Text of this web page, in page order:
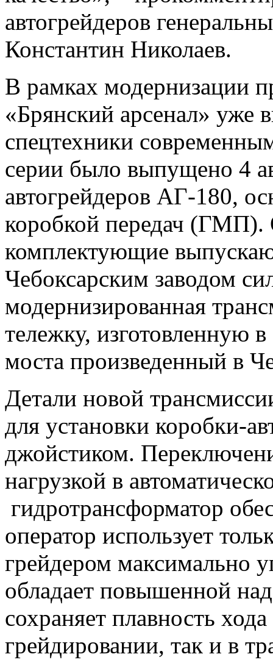
автогрейдеров
Константин Николаев.
В рамках модернизации
«Брянский арсенал» уже
спецтехники
серии было выпущено 4
автогрейдеров АГ-180,
коробкой передач (ГМП).
комплектующие
Чебоксарским заводом
модернизированная
тележку, изготовленную
моста произведенный в
Детали новой
для установки коробки-
джойстиком.
нагрузкой в
гидротрансформатор
оператор использует
грейдером максимально
обладает повышенной
сохраняет плавность
грейдировании, так и в